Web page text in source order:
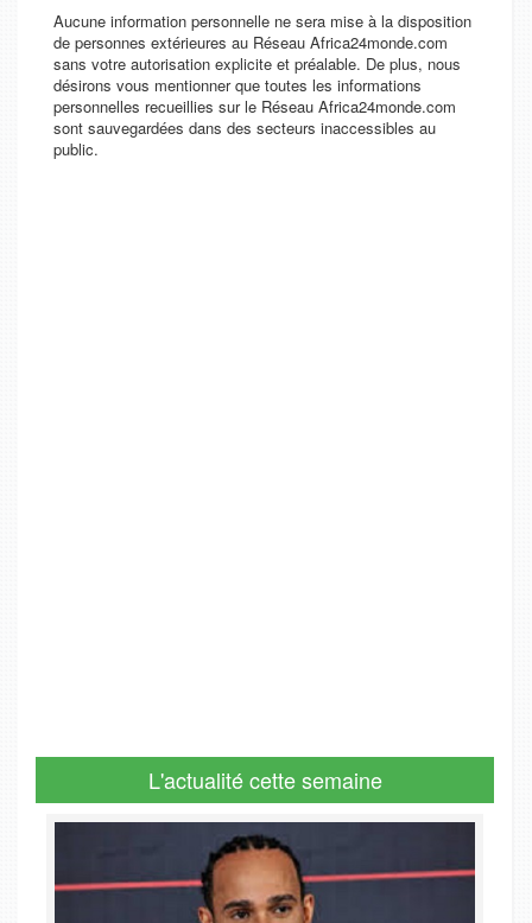
Aucune information personnelle ne sera mise à la disposition
de personnes extérieures au Réseau Africa24monde.com
sans votre autorisation explicite et préalable. De plus, nous
désirons vous mentionner que toutes les informations
personnelles recueillies sur le Réseau Africa24monde.com
sont sauvegardées dans des secteurs inaccessibles au
public.
L'actualité cette semaine